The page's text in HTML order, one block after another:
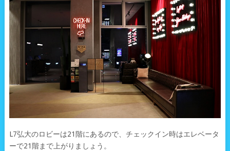
L7弘大のロビーは21階にあるので、チェックイン時はエレベータ
ーで21階まで上がりましょう。